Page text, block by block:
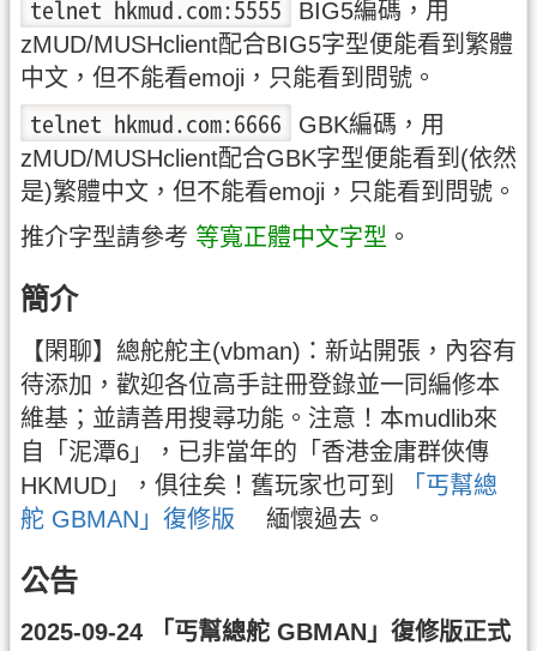
telnet hkmud.com:5555
BIG5編碼，用
zMUD/MUSHclient配合BIG5字型便能看到繁體
中文，但不能看emoji，只能看到問號。
telnet hkmud.com:6666
GBK編碼，用
zMUD/MUSHclient配合GBK字型便能看到(依然
是)繁體中文，但不能看emoji，只能看到問號。
推介字型請參考 等寬正體中文字型 。
簡介
【閑聊】總舵舵主(vbman)：新站開張，內容有
待添加，歡迎各位高手註冊登錄並一同編修本
維基；並請善用搜尋功能。注意！本mudlib來
自「泥潭6」，已非當年的「香港金庸群俠傳
HKMUD」，俱往矣！舊玩家也可到
「丐幫總
舵 GBMAN」復修版
緬懷過去。
公告
2025-09-24 「丐幫總舵 GBMAN」復修版正式